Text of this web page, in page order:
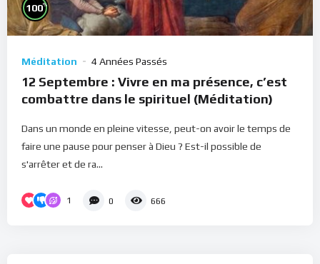
100%
Méditation 4 Années Passés
12 Septembre : Vivre en ma présence, c’est
combattre dans le spirituel (Méditation)
Dans un monde en pleine vitesse, peut-on avoir le temps de
faire une pause pour penser à Dieu ? Est-il possible de
s'arrêter et de ra...
1 0 666